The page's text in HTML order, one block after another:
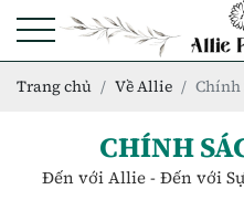
Trang chủ Về Allie Chính
CHÍNH
Đến với Allie - Đến với